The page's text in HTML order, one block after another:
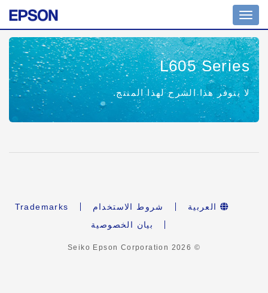
Toggle
navigation
L605 Series
لا يتوفر هذا الشرح لهذا المنتج.
العربية شروط الاستخدام
Trademarks
بيان الخصوصية
© Seiko Epson Corporation
2026